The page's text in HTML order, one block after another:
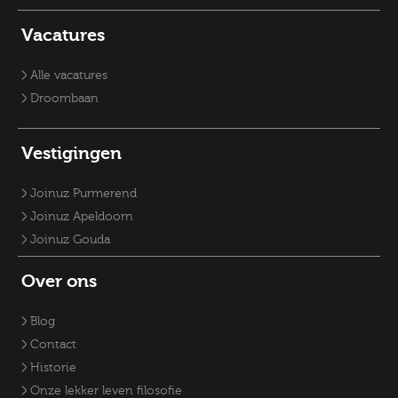
Vacature Planoloog
Vacatures RO-adviseurs
Vacatures Fysiek Domein
Recruiter
Accountmanager
Vacatures
Alle vacatures
Droombaan
Vestigingen
Joinuz Purmerend
Joinuz Apeldoorn
Joinuz Gouda
Over ons
Blog
Contact
Historie
Onze lekker leven filosofie